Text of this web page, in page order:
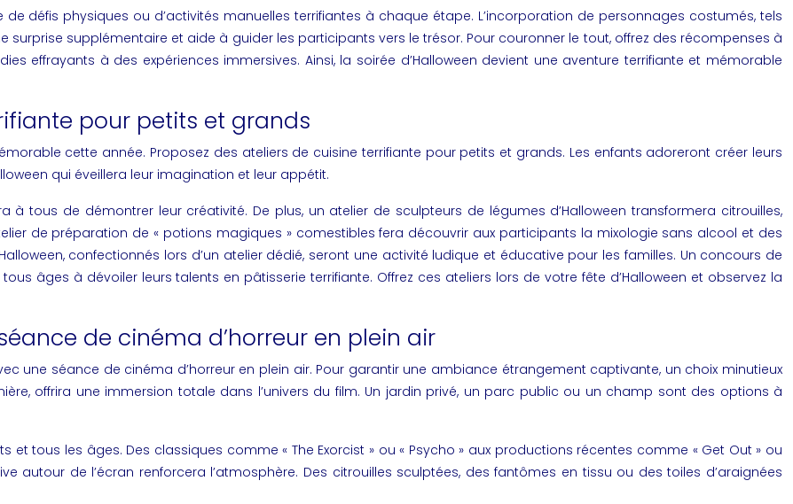
défis physiques ou d’activités manuelles terrifiantes à chaque étape. L’incorporation de personnages costumés, tels
supplémentaire et aide à guider les participants vers le trésor. Pour couronner le tout, offrez des récompenses à
effrayants à des expériences immersives. Ainsi, la soirée d’Halloween devient une aventure terrifiante et mémorable
pour petits et grands
cette année. Proposez des ateliers de cuisine terrifiante pour petits et grands. Les enfants adoreront créer leurs
qui éveillera leur imagination et leur appétit.
tous de démontrer leur créativité. De plus, un atelier de sculpteurs de légumes d’Halloween transformera citrouilles,
de préparation de « potions magiques » comestibles fera découvrir aux participants la mixologie sans alcool et des
confectionnés lors d’un atelier dédié, seront une activité ludique et éducative pour les familles. Un concours de
âges à dévoiler leurs talents en pâtisserie terrifiante. Offrez ces ateliers lors de votre fête d’Halloween et observez la
de cinéma d’horreur en plein air
une séance de cinéma d’horreur en plein air. Pour garantir une ambiance étrangement captivante, un choix minutieux
offrira une immersion totale dans l’univers du film. Un jardin privé, un parc public ou un champ sont des options à
tous les âges. Des classiques comme « The Exorcist » ou « Psycho » aux productions récentes comme « Get Out » ou
autour de l’écran renforcera l’atmosphère. Des citrouilles sculptées, des fantômes en tissu ou des toiles d’araignées